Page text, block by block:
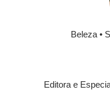
Beleza •
Editora e